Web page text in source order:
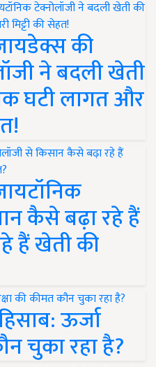
की
ने बदली खेती
घटी लागत और
कैसे बढ़ा रहे हैं
हैं खेती की
ऊर्जा
चुका रहा है?